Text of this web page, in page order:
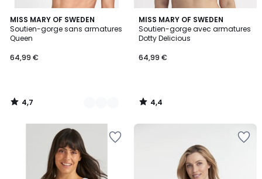
MISS MARY OF SWEDEN
Soutien-gorge sans armatures
Queen
64,99 €
4,7
/ 5
4
Couleurs
4,7
/
MISS MARY OF SWEDEN
Soutien-gorge avec armatures
Dotty Delicious
64,99 €
4,4
/ 5
4,4
/